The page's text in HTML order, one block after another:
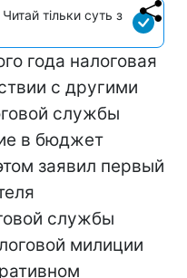
тільки суть з
года налоговая
с другими
службы
в бюджет
заявил первый
службы
милиции